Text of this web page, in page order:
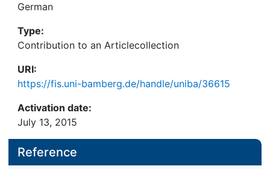
German
Type:
Contribution to an Articlecollection
URI:
https://fis.uni-bamberg.de/handle/uniba/36615
Activation date:
July 13, 2015
Reference